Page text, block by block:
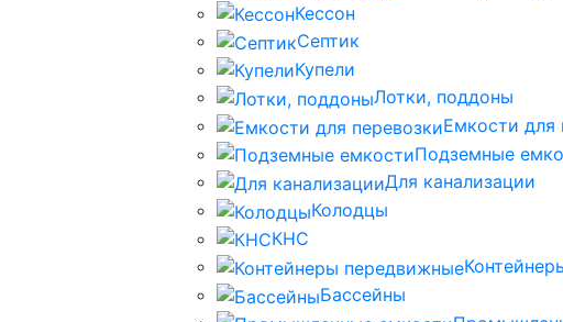
Кессон
Септик
Купели
Лотки, поддоны
Емкости для
Подземные
Для канализации
Колодцы
КНС
Бассейны